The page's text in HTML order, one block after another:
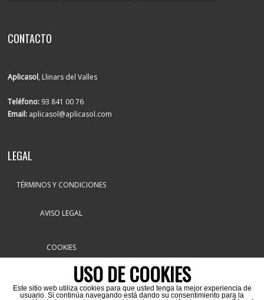
CONTACTO
Aplicasol, Llinars del Valles
Teléfono: 93 841 00 76
Email: aplicasol@aplicasol.com
LEGAL
TÉRMINOS Y CONDICIONES
AVISO LEGAL
COOKIES
USO DE COOKIES
Este sitio web utiliza cookies para que usted tenga la mejor experiencia de
usuario. Si continúa navegando está dando su consentimiento para la